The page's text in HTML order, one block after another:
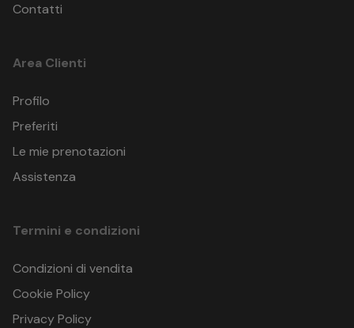
Contatti
Area Clienti
Profilo
Preferiti
Le mie prenotazioni
Assistenza
Termini e condizioni
Condizioni di vendita
Cookie Policy
Privacy Policy